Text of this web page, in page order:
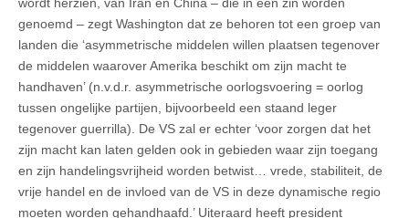
genoemd – zegt Washington dat ze behoren tot een groep van
landen die ‘asymmetrische middelen willen plaatsen tegenover
de middelen waarover Amerika beschikt om zijn macht te
handhaven’ (n.v.d.r. asymmetrische oorlogsvoering = oorlog
tussen ongelijke partijen, bijvoorbeeld een staand leger
tegenover guerrilla). De VS zal er echter ‘voor zorgen dat het
zijn macht kan laten gelden ook in gebieden waar zijn toegang
en zijn handelingsvrijheid worden betwist… vrede, stabiliteit, de
vrije handel en de invloed van de VS in deze dynamische regio
moeten worden gehandhaafd.’ Uiteraard heeft president